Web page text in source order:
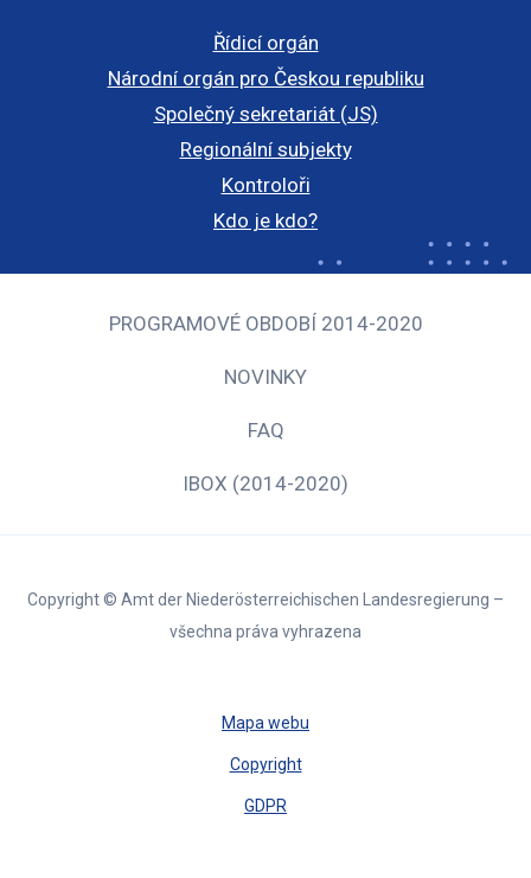
Řídicí orgán
Národní orgán pro Českou republiku
Společný sekretariát (JS)
Regionální subjekty
Kontroloři
Kdo je kdo?
PROGRAMOVÉ OBDOBÍ 2014-2020
NOVINKY
FAQ
IBOX (2014-2020)
Copyright © Amt der Niederösterreichischen Landesregierung –
všechna práva vyhrazena
Mapa webu
Copyright
GDPR